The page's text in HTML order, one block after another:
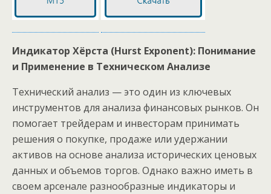
Индикатор Хёрста (Hurst Exponent): Понимание
и Применение в Техническом Анализе
Технический анализ — это один из ключевых
инструментов для анализа финансовых рынков. Он
помогает трейдерам и инвесторам принимать
решения о покупке, продаже или удержании
активов на основе анализа исторических ценовых
данных и объемов торгов. Однако важно иметь в
своем арсенале разнообразные индикаторы и